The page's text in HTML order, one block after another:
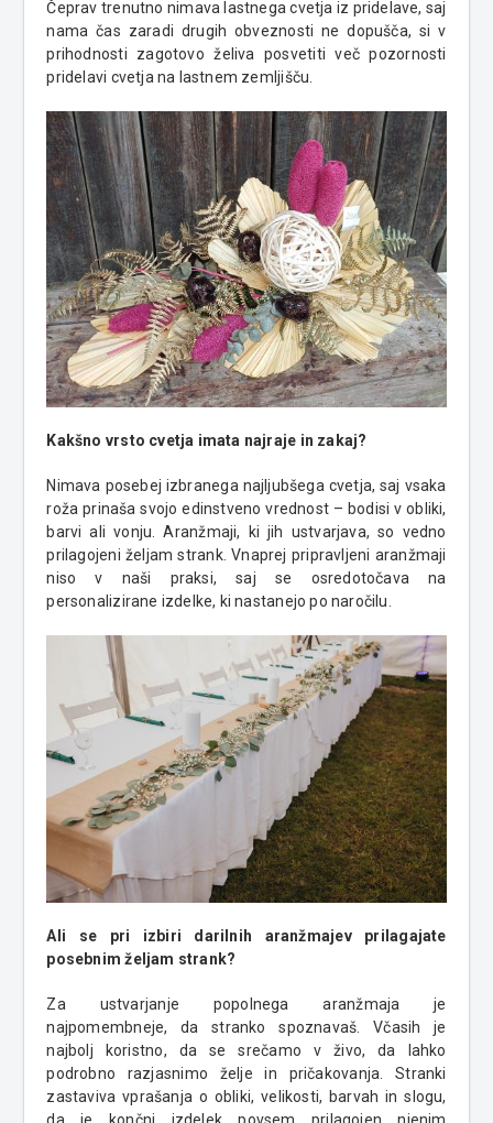
Čeprav trenutno nimava lastnega cvetja iz pridelave, saj
nama čas zaradi drugih obveznosti ne dopušča, si v
prihodnosti zagotovo želiva posvetiti več pozornosti
pridelavi cvetja na lastnem zemljišču.
Kakšno vrsto cvetja imata najraje in zakaj?
Nimava posebej izbranega najljubšega cvetja, saj vsaka
roža prinaša svojo edinstveno vrednost – bodisi v obliki,
barvi ali vonju. Aranžmaji, ki jih ustvarjava, so vedno
prilagojeni željam strank. Vnaprej pripravljeni aranžmaji
niso v naši praksi, saj se osredotočava na
personalizirane izdelke, ki nastanejo po naročilu.
Ali se pri izbiri darilnih aranžmajev prilagajate
posebnim željam strank?
Za ustvarjanje popolnega aranžmaja je
najpomembneje, da stranko spoznavaš. Včasih je
najbolj koristno, da se srečamo v živo, da lahko
podrobno razjasnimo želje in pričakovanja. Stranki
zastaviva vprašanja o obliki, velikosti, barvah in slogu,
da je končni izdelek povsem prilagojen njenim